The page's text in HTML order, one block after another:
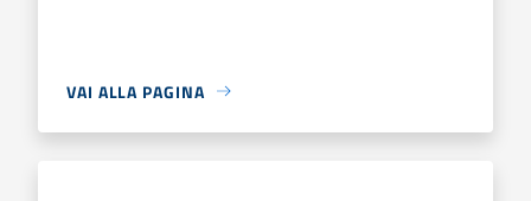
VAI ALLA PAGINA